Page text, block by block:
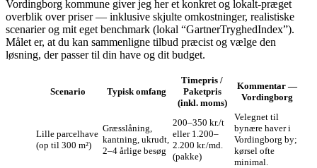
Vordingborg kommune giver jeg her et konkret og lokalt-præget
overblik over priser — inklusive skjulte omkostninger, realistiske
scenarier og mit eget benchmark (lokal “GartnerTryghedIndex”).
Målet er, at du kan sammenligne tilbud præcist og vælge den
løsning, der passer til din have og dit budget.
Scenario Typisk omfang
Timepris /
Paketpris
(inkl. moms)
Kommentar —
Vordingborg
Lille parcelhave
(op til 300 m²)
Græsslåning,
kantning, ukrudt,
2–4 årlige besøg
200–350 kr./t
eller 1.200–
2.200 kr./md.
(pakke)
Velegnet til
bynære haver i
Vordingborg by;
kørsel ofte
minimal.